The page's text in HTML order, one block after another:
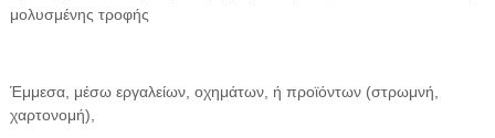
μολυσμένης τροφής
Έμμεσα, μέσω εργαλείων, οχημάτων, ή προϊόντων (στρωμνή,
χαρτονομή),